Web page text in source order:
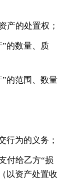
产的处置权；
的数量、质
的范围、数量
行为的义务；
付给乙方“损
以资产处置收